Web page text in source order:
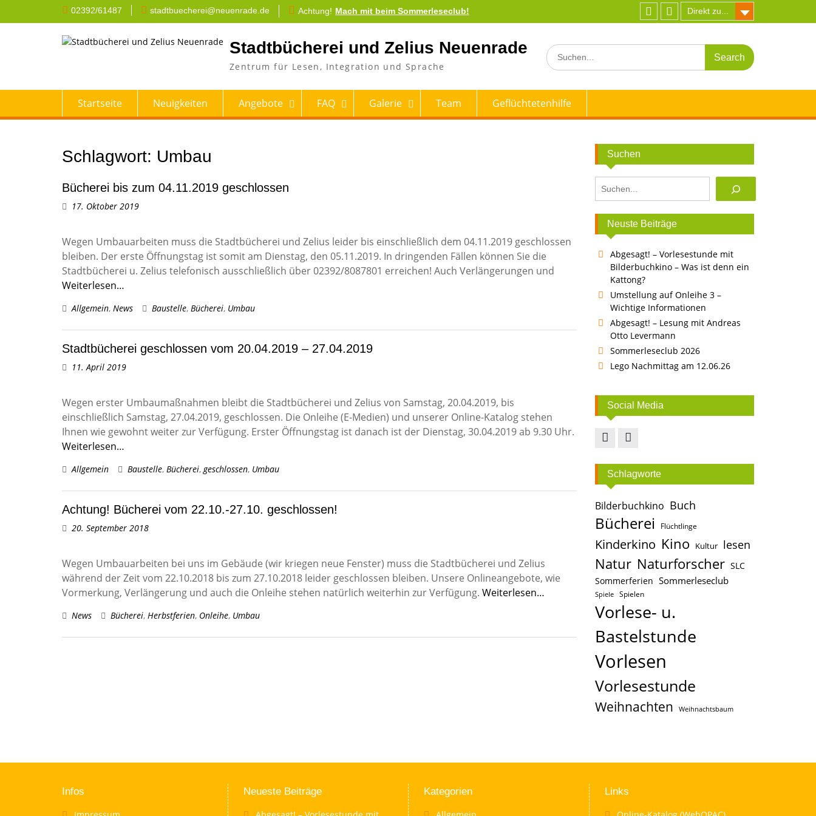
02392/61487 stadtbuecherei@neuenrade.de Achtung! Mach mit beim Sommerleseclub!
Direkt zu...
FacebookInstagram
Stadtbücherei und Zelius Neuenrade
Zentrum für Lesen, Integration und Sprache
Search
for:
Startseite Neuigkeiten Angebote FAQ Galerie Team Geflüchtetenhilfe
Schlagwort: Umbau
Bücherei bis zum 04.11.2019 geschlossen
17. Oktober 2019
Wegen Umbauarbeiten muss die Stadtbücherei und Zelius leider bis einschließlich dem 04.11.2019 geschlossen
bleiben. Der erste Öffnungstag ist somit am Dienstag, den 05.11.2019. In dringenden Fällen können Sie die
Stadtbücherei u. Zelius telefonisch ausschließlich über 02392/8087801 erreichen! Auch Verlängerungen und
Weiterlesen…
Allgemein, News Baustelle, Bücherei, Umbau
Stadtbücherei geschlossen vom 20.04.2019 – 27.04.2019
11. April 2019
Wegen erster Umbaumaßnahmen bleibt die Stadtbücherei und Zelius von Samstag, 20.04.2019, bis
einschließlich Samstag, 27.04.2019, geschlossen. Die Onleihe (E-Medien) und unserer Online-Katalog stehen
Ihnen wie gewohnt weiter zur Verfügung. Erster Öffnungstag ist danach ist der Dienstag, 30.04.2019 ab 9.30 Uhr.
Weiterlesen…
Allgemein Baustelle, Bücherei,geschlossen, Umbau
Achtung! Bücherei vom 22.10.-27.10. geschlossen!
20. September 2018
Wegen Umbauarbeiten bei uns im Gebäude (wir kriegen neue Fenster) muss die Stadtbücherei und Zelius
während der Zeit vom 22.10.2018 bis zum 27.10.2018 leider geschlossen bleiben. Unsere Onlineangebote, wie
Vormerkung, Verlängerung und auch die Onleihe stehen natürlich weiterhin zur Verfügung. Weiterlesen…
News Bücherei, Herbstferien, Onleihe, Umbau
Suchen
Neuste Beiträge
Abgesagt! – Vorlesestunde mit
Bilderbuchkino – Was ist denn ein
Kattong?
Umstellung auf Onleihe 3 –
Wichtige Informationen
Abgesagt! – Lesung mit Andreas
Otto Levermann
Sommerleseclub 2026
Lego Nachmittag am 12.06.26
Social Media
Schlagworte
Bilderbuchkino Buch
Bücherei Flüchtlinge
Kinderkino Kino Kultur lesen
Natur Naturforscher SLC
Sommerferien Sommerleseclub
Spiele Spielen
Vorlese- u.
Bastelstunde
Vorlesen
Vorlesestunde
Weihnachten Weihnachtsbaum
Infos
Neueste Beiträge
Kategorien
Links